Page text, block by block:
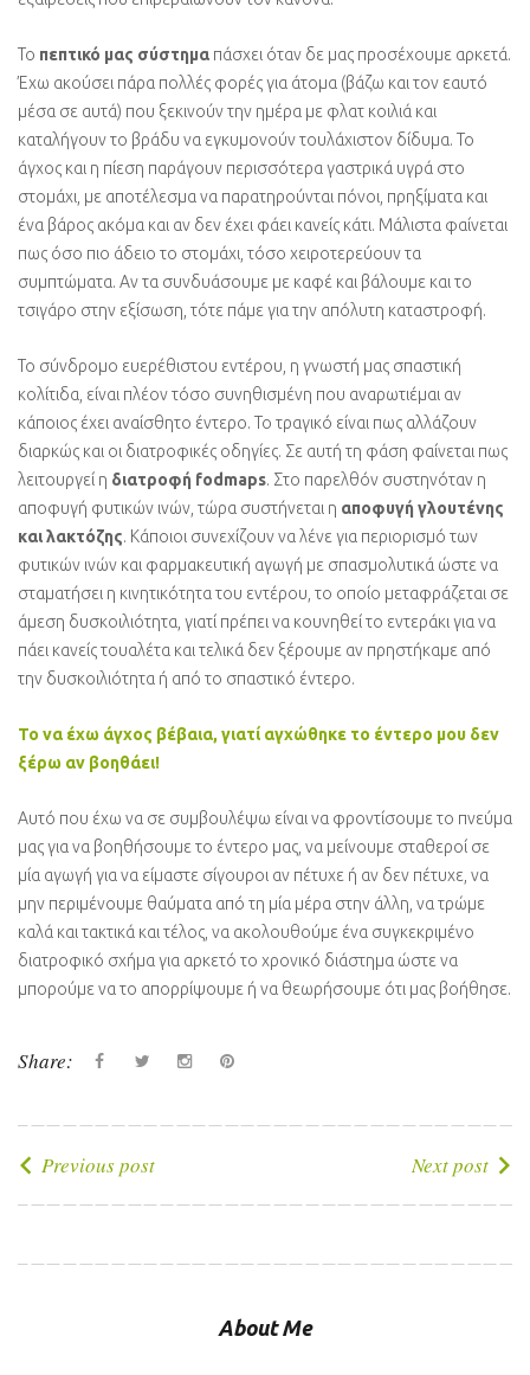
Το πεπτικό μας σύστημα πάσχει όταν δε μας προσέχουμε αρκετά.
Έχω ακούσει πάρα πολλές φορές για άτομα (βάζω και τον εαυτό
μέσα σε αυτά) που ξεκινούν την ημέρα με φλατ κοιλιά και
καταλήγουν το βράδυ να εγκυμονούν τουλάχιστον δίδυμα. Το
άγχος και η πίεση παράγουν περισσότερα γαστρικά υγρά στο
στομάχι, με αποτέλεσμα να παρατηρούνται πόνοι, πρηξίματα και
ένα βάρος ακόμα και αν δεν έχει φάει κανείς κάτι. Μάλιστα φαίνεται
πως όσο πιο άδειο το στομάχι, τόσο χειροτερεύουν τα
συμπτώματα. Αν τα συνδυάσουμε με καφέ και βάλουμε και το
τσιγάρο στην εξίσωση, τότε πάμε για την απόλυτη καταστροφή.
Το σύνδρομο ευερέθιστου εντέρου, η γνωστή μας σπαστική
κολίτιδα, είναι πλέον τόσο συνηθισμένη που αναρωτιέμαι αν
κάποιος έχει αναίσθητο έντερο. Το τραγικό είναι πως αλλάζουν
διαρκώς και οι διατροφικές οδηγίες. Σε αυτή τη φάση φαίνεται πως
λειτουργεί η διατροφή fodmaps. Στο παρελθόν συστηνόταν η
αποφυγή φυτικών ινών, τώρα συστήνεται η αποφυγή γλουτένης
και λακτόζης. Κάποιοι συνεχίζουν να λένε για περιορισμό των
φυτικών ινών και φαρμακευτική αγωγή με σπασμολυτικά ώστε να
σταματήσει η κινητικότητα του εντέρου, το οποίο μεταφράζεται σε
άμεση δυσκοιλιότητα, γιατί πρέπει να κουνηθεί το εντεράκι για να
πάει κανείς τουαλέτα και τελικά δεν ξέρουμε αν πρηστήκαμε από
την δυσκοιλιότητα ή από το σπαστικό έντερο.
Το να έχω άγχος βέβαια, γιατί αγχώθηκε το έντερο μου δεν
ξέρω αν βοηθάει!
Αυτό που έχω να σε συμβουλέψω είναι να φροντίσουμε το πνεύμα
μας για να βοηθήσουμε το έντερο μας, να μείνουμε σταθεροί σε
μία αγωγή για να είμαστε σίγουροι αν πέτυχε ή αν δεν πέτυχε, να
μην περιμένουμε θαύματα από τη μία μέρα στην άλλη, να τρώμε
καλά και τακτικά και τέλος, να ακολουθούμε ένα συγκεκριμένο
διατροφικό σχήμα για αρκετό το χρονικό διάστημα ώστε να
μπορούμε να το απορρίψουμε ή να θεωρήσουμε ότι μας βοήθησε.
Share: FacebookTwitterinstagramPinterest
Πλοήγηση
Previous post Next post
About Me